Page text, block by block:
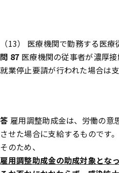
（13） 医療機関で勤務する医
問 87 医療機関の従事者が濃厚
就業停止要請が行われた場合は
答 雇用調整助成金は、労働の意
させた場合に支給するものです。
そのため、
雇用調整助成金の助成対象とな